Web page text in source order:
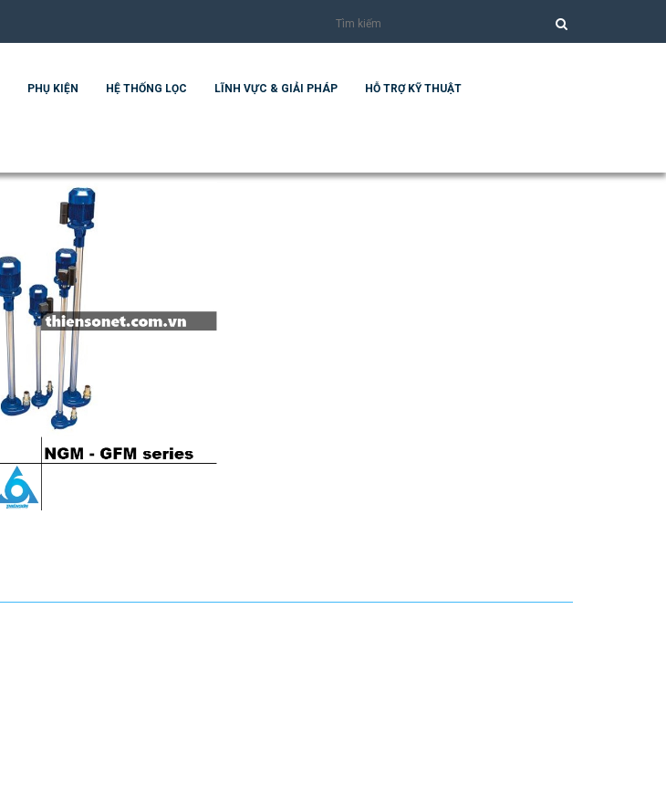
PHỤ KIỆN HỆ THỐNG LỌC LĨNH VỰC & GIẢI PHÁP HỖ TRỢ KỸ THUẬT